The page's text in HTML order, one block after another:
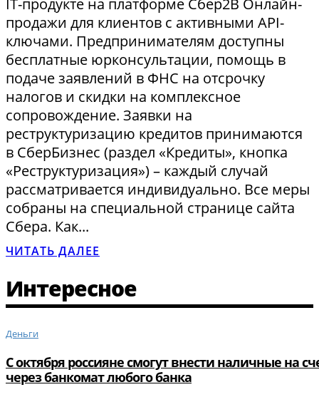
IT-продукте на платформе Сбер2В Онлайн-
продажи для клиентов с активными API-
ключами. Предпринимателям доступны
бесплатные юрконсультации, помощь в
подаче заявлений в ФНС на отсрочку
налогов и скидки на комплексное
сопровождение. Заявки на
реструктуризацию кредитов принимаются
в СберБизнес (раздел «Кредиты», кнопка
«Реструктуризация») – каждый случай
рассматривается индивидуально. Все меры
собраны на специальной странице сайта
Сбера. Как...
ЧИТАТЬ ДАЛЕЕ
Интересное
Деньги
С октября россияне смогут внести наличные на
через банкомат любого банка